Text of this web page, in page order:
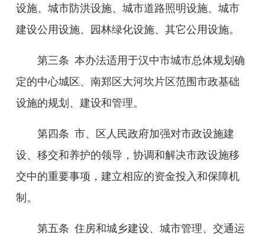
设施、城市防洪设施、城市道路照明设施、城市
建设公用设施、园林绿化设施、其它公用设施。
第三条 本办法适用于汉中市城市总体规划确
定的中心城区 、南郑区大河坎片区范围市政基础
设施的规划、建设和管理。
第四条 市、区人民政府加强对市政设施建
设、移交和养护的领导，协调和解决市政设施移
交中的重要事项，建立相应的资金投入和保障机
制。
第五条 住房和城乡建设、城市管理、交通运